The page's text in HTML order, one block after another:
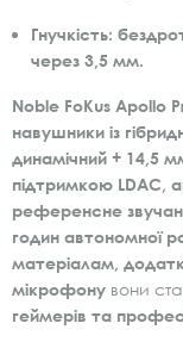
Гнучкість:
через 3,5 мм.
Noble FoKus Apollo
навушники із
динамічний + 14,5
підтримкою LDAC,
референсне
годин автономної
матеріалам,
мікрофону вони
геймерів та